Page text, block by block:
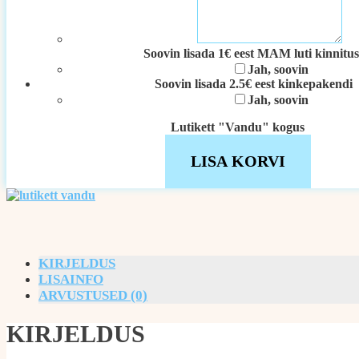
Soovin lisada 1€ eest MAM luti
Jah, soovin
Soovin lisada 2.5€ eest kinkepakendi
Jah, soovin
Lutikett "Vandu" kogus
LISA KORVI
KIRJELDUS
LISAINFO
ARVUSTUSED (0)
KIRJELDUS